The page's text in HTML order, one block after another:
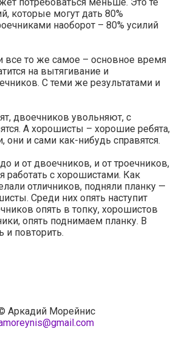
которые могут дать 80%
наоборот – 80% усилий
все то же самое – основное время
на вытягивание и
С теми же результатами и
двоечников увольняют, с
А хорошисты – хорошие ребята,
они и сами как-нибудь справятся.
и от двоечников, и от троечников,
работать с хорошистами. Как
отличников, подняли планку —
Среди них опять наступит
опять в топку, хорошистов
опять поднимаем планку. В
и повторить.
Аркадий Морейнис